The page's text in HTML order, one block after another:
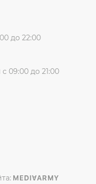
до 22:00
с 09:00 до 21:00